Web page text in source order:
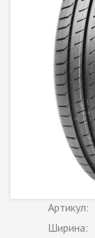
Артикул:
Ширина: